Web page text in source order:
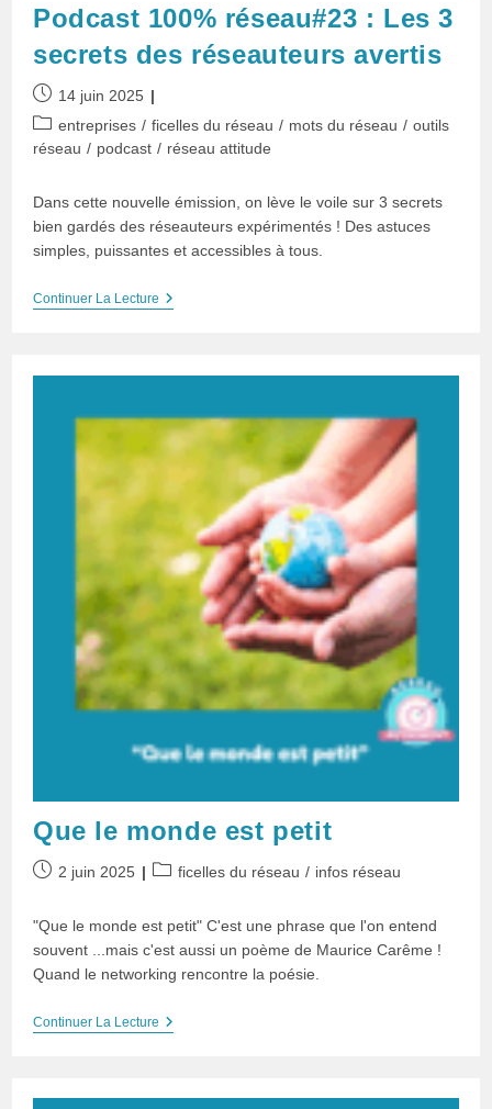
Podcast 100% réseau#23 : Les 3
secrets des réseauteurs avertis
Publication
publiée :
14 juin 2025
Post
category:
entreprises / ficelles du réseau / mots du réseau / outils
réseau / podcast / réseau attitude
Dans cette nouvelle émission, on lève le voile sur 3 secrets
bien gardés des réseauteurs expérimentés ! Des astuces
simples, puissantes et accessibles à tous.
Continuer La LecturePodcast
Des
Réseauteurs
Avertis
Que le monde est petit
Publication
2 juin 2025
Postficelles du réseau / infos réseau
"Que le monde est petit" C'est une phrase que l'on entend
souvent ...mais c'est aussi un poème de Maurice Carême !
Quand le networking rencontre la poésie.
Continuer La LectureQue